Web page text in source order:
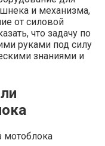
и механизма,
от силовой
что задачу по
руками под силу
знаниями и